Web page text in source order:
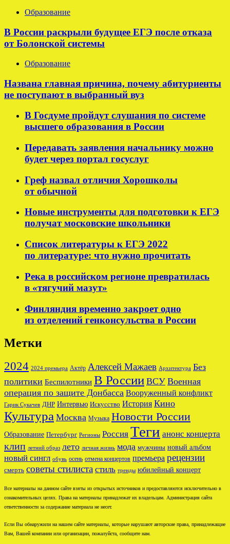
Образование
В России раскрыли будущее ЕГЭ после отказа
от Болонской системы
Образование
Названа главная причина, почему абитуриенты
не поступают в выбранный вуз
В Госдуме пройдут слушания по системе
высшего образования в России
Передавать заявления начальнику можно
будет через портал госуслуг
Греф назвал отличия Хорошколы
от обычной
Новые инструменты для подготовки к ЕГЭ
получат московские школьники
Список литературы к ЕГЭ 2022
по литературе: что нужно прочитать
Река в российском регионе превратилась
в «тягучий мазут»
Финляндия временно закроет одно
из отделений генконсульства в России
Метки
2024 2024 премьера Актёр Алексей Мажаев Архитектура Без
политики Беспилотники В России ВСУ Военная
операция по защите Донбасса Вооруженный конфликт
Гарик Сукачев ДНР Интервью Искусство История Кино
Культура Москва Музыка Новости России
Образование Петербург Регионы Россия Теги анонс концерта
клип летний образ лето личная жизнь мода мужчины новый альбом
новый сингл обувь осень отмена концертов премьера рецензии
смерть советы стилиста стиль тренды юбилейный концерт
Все материалы на данном сайте взяты из открытых источников и предоставляются исключительно в
ознакомительных целях. Права на материалы принадлежат их владельцам. Администрация сайта
ответственности за содержание материала не несет.
Если Вы обнаружили на нашем сайте материалы, которые нарушают авторские права, принадлежащие
Вам, Вашей компании или организации, пожалуйста, сообщите нам.